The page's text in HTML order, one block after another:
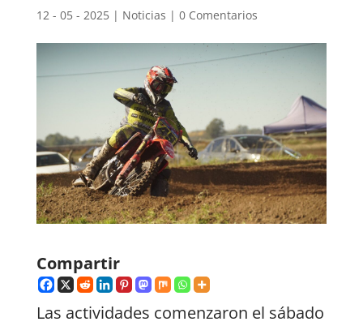
12 - 05 - 2025| Noticias | 0 Comentarios
Compartir
Las actividades comenzaron el sábado